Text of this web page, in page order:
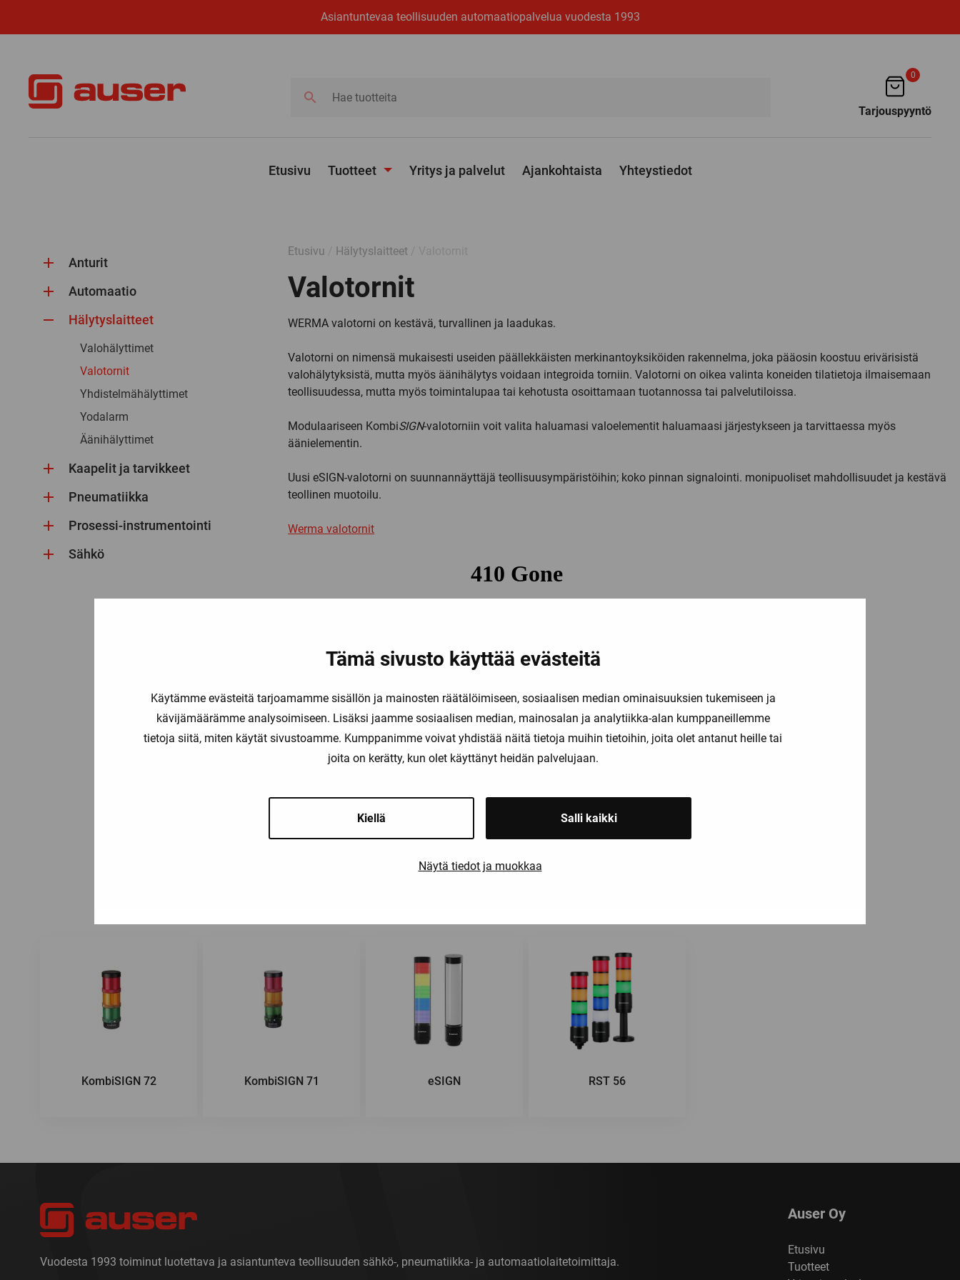
Tämä sivusto käyttää evästeitä
Käytämme evästeitä tarjoamamme sisällön ja mainosten räätälöimiseen, sosiaalisen median ominaisuuksien tukemiseen ja
kävijämäärämme analysoimiseen. Lisäksi jaamme sosiaalisen median, mainosalan ja analytiikka-alan kumppaneillemme
tietoja siitä, miten käytät sivustoamme. Kumppanimme voivat yhdistää näitä tietoja muihin tietoihin, joita olet antanut heille tai
joita on kerätty, kun olet käyttänyt heidän palvelujaan.
Kiellä Salli kaikki
Näytä tiedot ja muokkaa
Asiantuntevaa teollisuuden automaatiopalvelua vuodesta 1993
tuotteita
0
Tarjouspyyntö
Etusivu Tuotteet Yritys ja palvelut Ajankohtaista Yhteystiedot
Anturit
Automaatio
Hälytyslaitteet
Valohälyttimet
Valotornit
Yhdistelmähälyttimet
Yodalarm
Äänihälyttimet
Kaapelit ja tarvikkeet
Pneumatiikka
Prosessi-instrumentointi
Sähkö
Etusivu Hälytyslaitteet
Valotornit
WERMA valotorni on kestävä, turvallinen ja laadukas.
Valotorni on nimensä mukaisesti useiden päällekkäisten merkinantoyksiköiden rakennelma, joka pääosin koostuu erivärisistä
valohälytyksistä, mutta myös äänihälytys voidaan integroida torniin. Valotorni on oikea valinta koneiden tilatietoja ilmaisemaan
teollisuudessa, mutta myös toimintalupaa tai kehotusta osoittamaan tuotannossa tai palvelutiloissa.
Modulaariseen KombiSIGN-valotorniin voit valita haluamasi valoelementit haluamaasi järjestykseen ja tarvittaessa myös
äänielementin.
Uusi eSIGN-valotorni on suunnannäyttäjä teollisuusympäristöihin; koko pinnan signalointi. monipuoliset mahdollisuudet ja kestävä
teollinen muotoilu.
Werma valotornit
KombiSIGN 72 KombiSIGN 71 eSIGN RST 56
Vuodesta 1993 toiminut luotettava ja asiantunteva teollisuuden sähkö-, pneumatiikka- ja automaatiolaitetoimittaja.
Auser Oy
Etusivu
Tuotteet